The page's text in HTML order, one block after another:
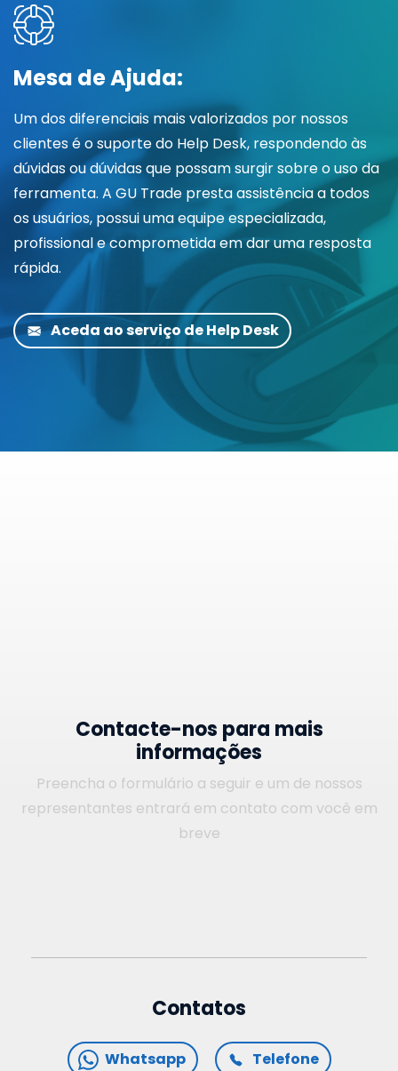
Mesa de Ajuda:
Um dos diferenciais mais valorizados por nossos
clientes é o suporte do Help Desk, respondendo às
dúvidas ou dúvidas que possam surgir sobre o uso da
ferramenta. A GU Trade presta assistência a todos
os usuários, possui uma equipe especializada,
profissional e comprometida em dar uma resposta
rápida.
Aceda ao serviço de Help Desk
Contacte-nos para mais
informações
Preencha o formulário a seguir e um de nossos
representantes entrará em contato com você em
breve
Contatos
Whatsapp Telefone